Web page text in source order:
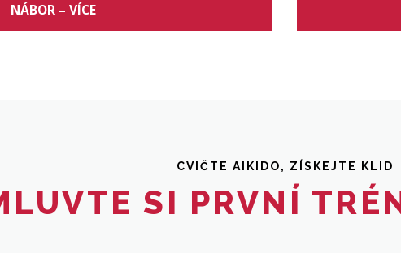
NÁBOR – VÍCE
CVIČTE AIKIDO, ZÍSKEJTE KLID
SI PRVNÍ